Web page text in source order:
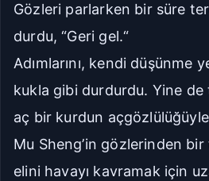
Gözleri parlarken bir süre
durdu, “Geri gel.“
Adımlarını, kendi düşünme
kukla gibi durdurdu. Yine
aç bir kurdun açgözlülüğüyle
Mu Sheng’in gözlerinden
elini havayı kavramak için